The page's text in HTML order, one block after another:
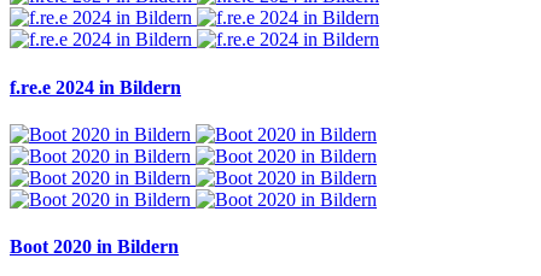
f.re.e 2024 in Bildern
Boot 2020 in Bildern